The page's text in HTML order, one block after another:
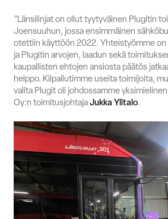
”Länsilinjat on ollut tyytyväinen Plugitin
Joensuuhun, jossa ensimmäinen
otettiin käyttöön 2022. Yhteistyömme
ja Plugitin arvojen, laadun sekä
kaupallisten ehtojen ansiosta päätös
helppo. Kilpailutimme useita toimijoita,
valita Plugit oli johdossamme
Oy:n toimitusjohtajaJukka Ylitalo.